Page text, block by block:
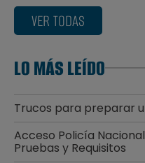
VER TODAS
LO MÁS LEÍDO
Trucos para preparar
Acceso Policía
Pruebas y Requisitos